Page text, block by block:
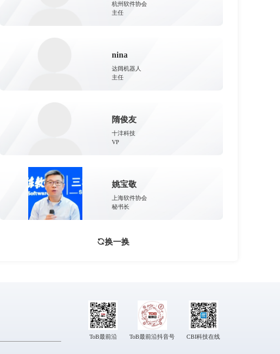
杭州软件协会
主任
nina
达阔机器人
主任
隋俊友
十沣科技
VP
姚宝敬
上海软件协会
秘书长
换一换
ToB最前沿 ToB最前沿抖音号 CBI科技在线